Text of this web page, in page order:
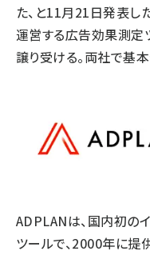
た、と11月21日発表し
運営する広告効果測定
譲り受ける。両社で基本
ADPLANは、国内初の
ツールで、2000年に提